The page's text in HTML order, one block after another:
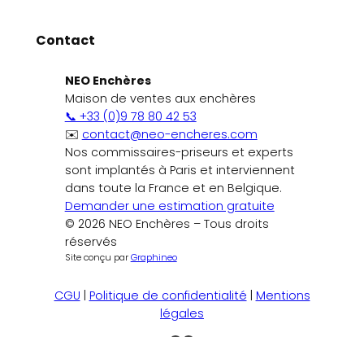
Contact
NEO Enchères
Maison de ventes aux enchères
📞 +33 (0)9 78 80 42 53
✉️ contact@neo-encheres.com
Nos commissaires-priseurs et experts
sont implantés à Paris et interviennent
dans toute la France et en Belgique.
Demander une estimation gratuite
© 2026 NEO Enchères – Tous droits
réservés
Site conçu parGraphineo
CGU Politique de confidentialité Mentions
légales